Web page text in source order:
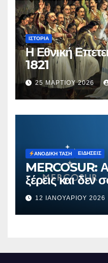
ΙΣΤΟΡΊΑ
Η Εθνική
1821
25 ΜΑΡΤΊΟΥ 2026
ΑΝΟΔΙΚΉ ΤΆΣΗ ΕΙΔΉΣΕΙΣ
MERCOSUR:
ξέρεις και δεν
12 ΙΑΝΟΥΑΡΊΟΥ 2026